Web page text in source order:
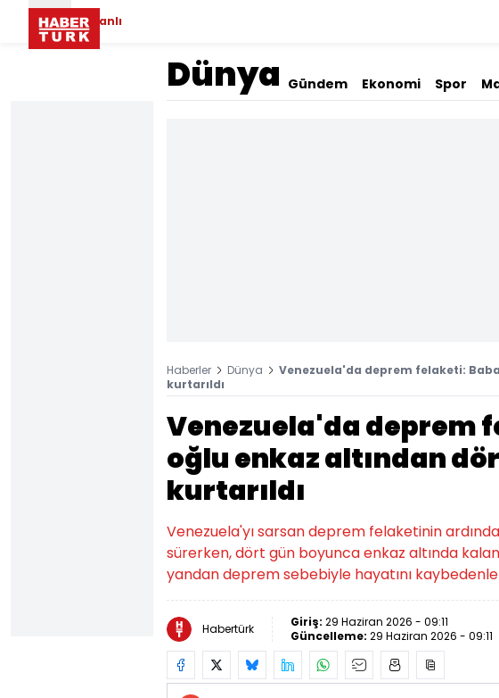
Canlı
Dünya Gündem Ekonomi Spor
Haberler Dünya
Venezuela'da deprem felaketi:
kurtarıldı
Venezuela'da deprem
oğlu enkaz altından
kurtarıldı
Venezuela'yı sarsan deprem felaketinin
sürerken, dört gün boyunca enkaz altında
yandan deprem sebebiyle hayatını
Habertürk Giriş: 29 Haziran 2026 - 09:11
Güncelleme: 29 Haziran 2026 - 09:11